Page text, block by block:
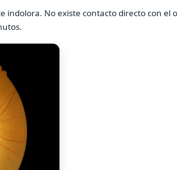
indolora. No existe contacto directo con el